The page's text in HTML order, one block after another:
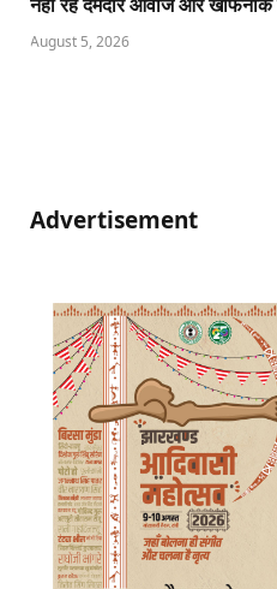
August 5, 2026
Advertisement